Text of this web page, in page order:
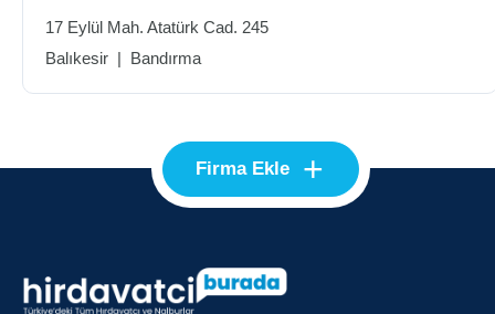
17 Eylül Mah. Atatürk Cad. 245
Balıkesir | Bandırma
Firma Ekle +